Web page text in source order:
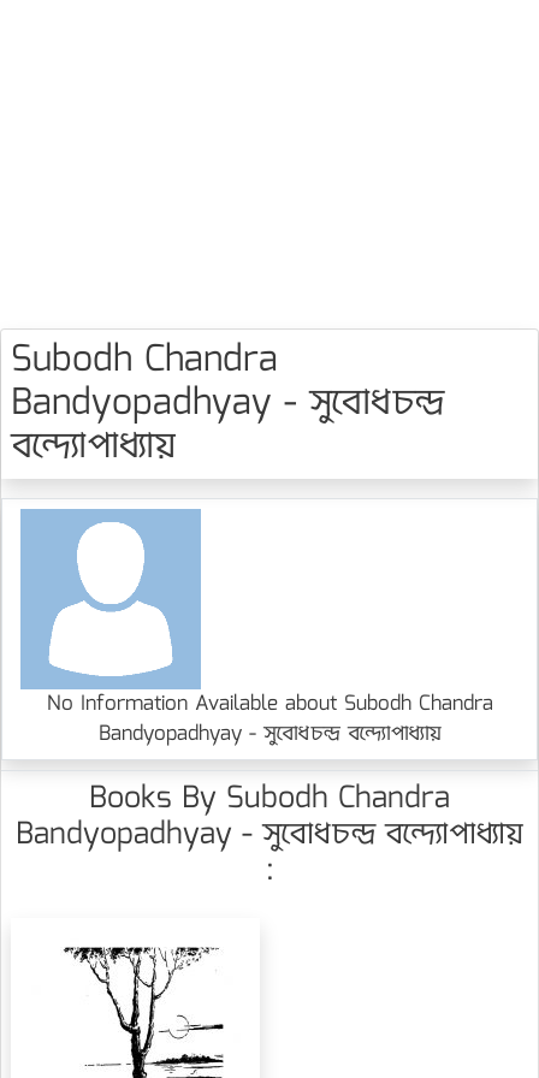
Subodh Chandra
Bandyopadhyay - সুবোধচন্দ্র
বন্দ্যোপাধ্যায়
No Information Available about Subodh Chandra
Bandyopadhyay - সুবোধচন্দ্র বন্দ্যোপাধ্যায়
Books By Subodh Chandra
Bandyopadhyay - সুবোধচন্দ্র বন্দ্যোপাধ্যায়
: